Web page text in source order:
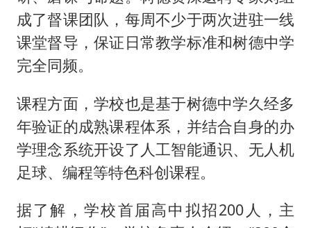
成了督课团队，每周不少于两次进驻一线
课堂督导，保证日常教学标准和树德中学
完全同频。
课程方面，学校也是基于树德中学久经多
年验证的成熟课程体系，并结合自身的办
学理念系统开设了人工智能通识、无人机
足球、编程等特色科创课程。
据了解，学校首届高中拟招200人，主